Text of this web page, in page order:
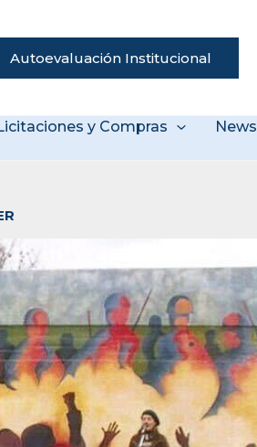
Autoevaluación Institucional
y Compras